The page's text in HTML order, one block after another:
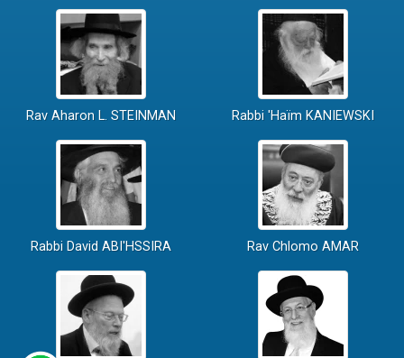
Rav Aharon L. STEINMAN Rabbi 'Haïm KANIEWSKI
Rabbi David ABI'HSSIRA Rav Chlomo AMAR